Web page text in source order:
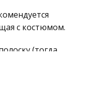
с костюмом.
(тогда